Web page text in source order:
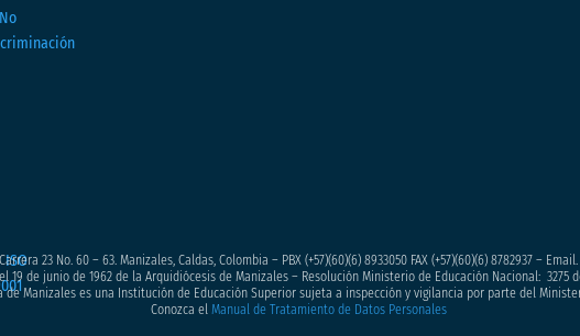
23 No. 60 – 63. Manizales, Caldas, Colombia – PBX (+57)(60)(6) 8933050FAX (+57)(60)(6) 8782937 –
19 de junio de 1962 de la Arquidiócesis de Manizales – Resolución Ministerio de Educación Nacional: 3275
de Manizales es una Institución de Educación Superior sujeta a inspección y vigilancia por parte del
Conozca el Manual de Tratamiento de Datos Personales